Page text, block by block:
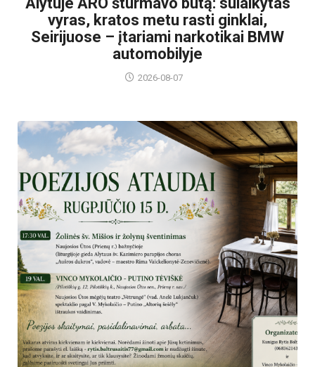
vyras, kratos metu rasti ginklai,
Seirijuose – įtariami narkotikai BMW
automobilyje
2026-08-07